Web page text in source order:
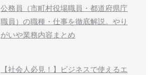
公務員（市町村役場職員・都道府県庁
職員）の職種・仕事を徹底解説。やり
がいや業務内容まとめ
【社会人必見！】ビジネスで使えるエ